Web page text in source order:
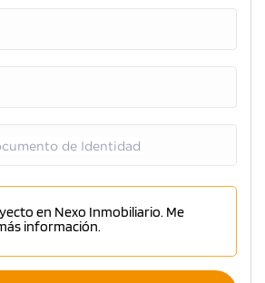
de Identidad